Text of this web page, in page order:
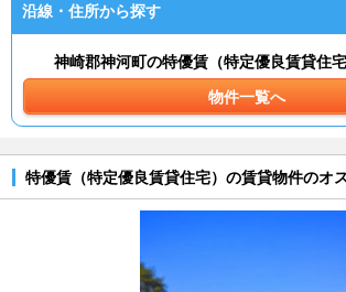
沿線・住所から探す
神崎郡神河町の特優賃（特定優良賃貸住
物件一覧へ
特優賃（特定優良賃貸住宅）の賃貸物件のオ